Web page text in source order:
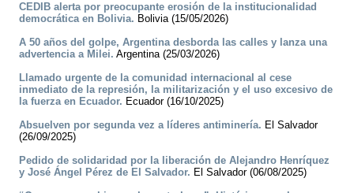
CEDIB alerta por preocupante erosión de la institucionalidad
democrática en Bolivia. Bolivia (15/05/2026)
A 50 años del golpe, Argentina desborda las calles y lanza una
advertencia a Milei. Argentina (25/03/2026)
Llamado urgente de la comunidad internacional al cese
inmediato de la represión, la militarización y el uso excesivo de
la fuerza en Ecuador. Ecuador (16/10/2025)
Absuelven por segunda vez a líderes antiminería. El Salvador
(26/09/2025)
Pedido de solidaridad por la liberación de Alejandro Henríquez
y José Ángel Pérez de El Salvador. El Salvador (06/08/2025)